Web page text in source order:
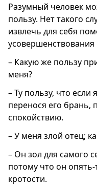
Разумный человек
пользу. Нет такого
извлечь для себя
усовершенствования
– Какую же пользу
меня?
– Ту пользу, что если
перенося его брань,
спокойствию.
– У меня злой отец;
– Он зол для самого
потому что он
кротости.